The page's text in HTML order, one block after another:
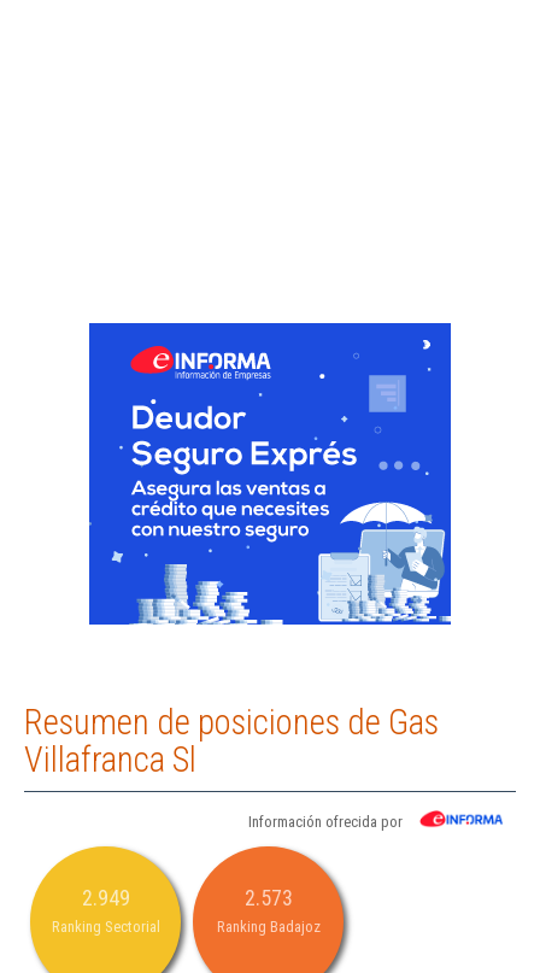
Resumen de posiciones de Gas
Villafranca Sl
Información ofrecida por
2.949
Ranking Sectorial
2.573
Ranking Badajoz